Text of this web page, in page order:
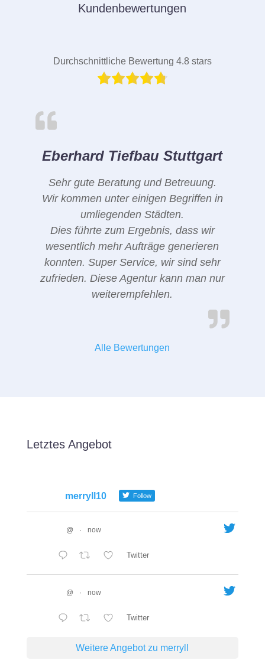
Kundenbewertungen
Durchschnittliche Bewertung 4.8 stars
Eberhard Tiefbau Stuttgart
Sehr gute Beratung und Betreuung.
Wir kommen unter einigen Begriffen in
umliegenden Städten.
Dies führte zum Ergebnis, dass wir
wesentlich mehr Aufträge generieren
konnten. Super Service, wir sind sehr
zufrieden. Diese Agentur kann man nur
weiterempfehlen.
Alle Bewertungen
Letztes Angebot
merryll10 Follow
@ · now
Twitter
@ · now
Twitter
Weitere Angebot zu merryll